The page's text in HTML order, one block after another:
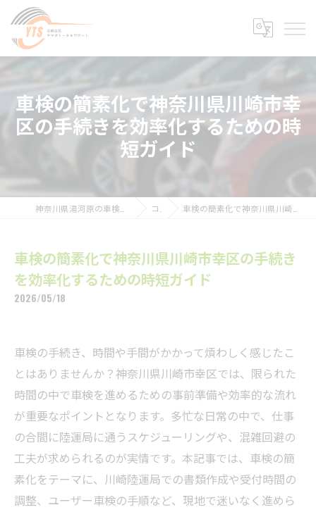
車検の簡素化で神奈川県川崎市幸
区の手続きを効率化するための時
短ガイド
コラム 車検の簡素化で神奈川県川崎市幸区の手続きを効率化するための時短ガイド
車検の簡素化で神奈川県川崎市幸区の手続き
を効率化するための時短ガイド
2026/05/18
車検の手続き、時間や手間がかかって煩わしく感じたこ
とはありませんか？神奈川県川崎市幸区では、限られた
時間の中で車検を進めるための事前準備や効率的な流れ
が重要なポイントとなります。多忙な日常の中で、仕事
の合間に陸運局に通うスケジューリングや、混雑回避の
工夫が求められるのが実情です。本記事では、車検の簡
素化をテーマに、川崎陸運局での書類作成や受付時間の
調整、ユーザー車検の手順など、現地で迷いなく進めら